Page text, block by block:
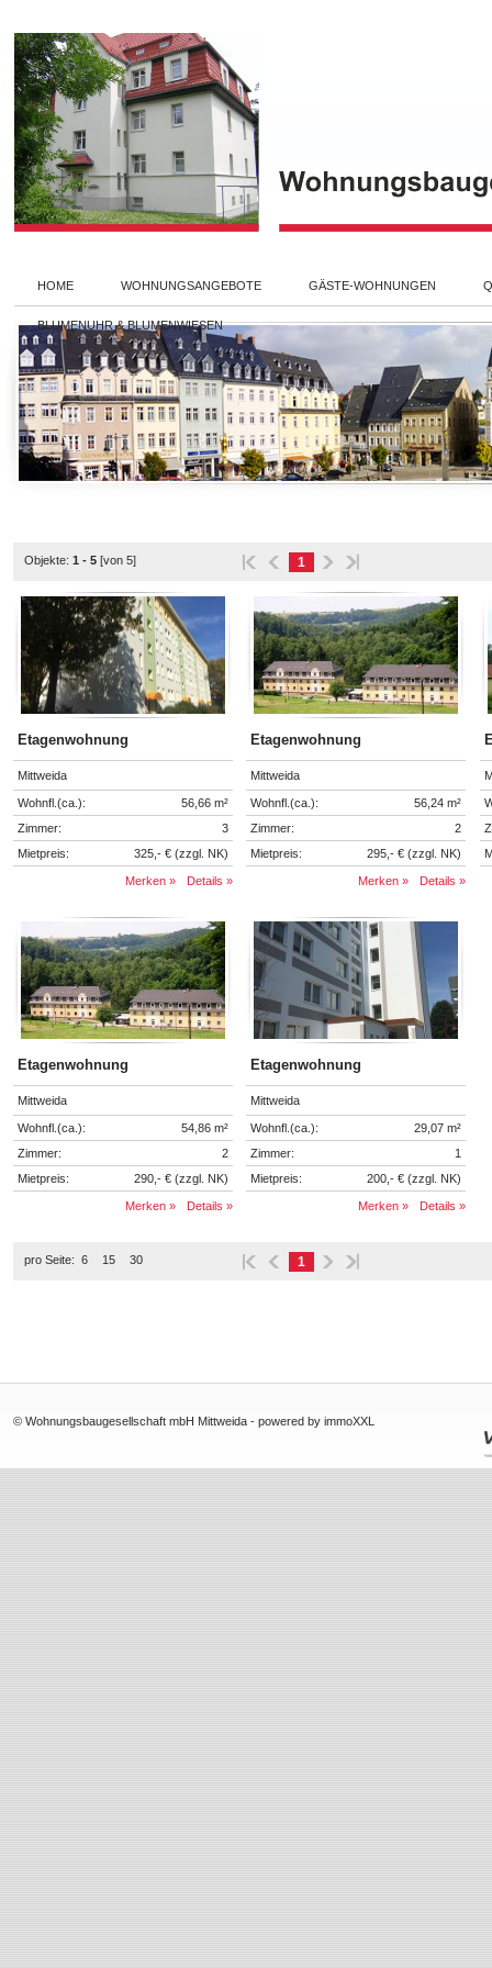
HOME WOHNUNGSANGEBOTE GÄSTE-WOHNUNGEN
BLUMENUHR & BLUMENWIESEN
Objekte: 1 - 5 [von 5] 1
Etagenwohnung Etagenwohnung
Mittweida Mittweida
Wohnfl.(ca.): 56,66 m² Wohnfl.(ca.): 56,24 m²
Zimmer:
3 Zimmer: 2
Mietpreis:
325,- € (zzgl. NK) Mietpreis: 295,- € (zzgl. NK)
Merken » Details » Merken » Details »
Etagenwohnung Etagenwohnung
Mittweida Mittweida
Wohnfl.(ca.): 54,86 m² Wohnfl.(ca.):
29,07 m²
Zimmer:
2 Zimmer:
1
Mietpreis:
290,- € (zzgl. NK) Mietpreis: 200,- € (zzgl. NK)
Merken » Details » Merken » Details »
pro Seite: 6 15 30 1
© Wohnungsbaugesellschaft mbH Mittweida -powered by immoXXL